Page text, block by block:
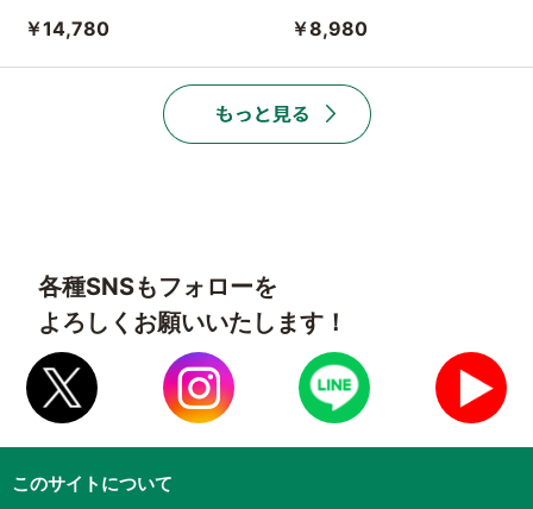
￥14,780 ￥8,980
各種SNSもフォローを
よろしくお願いいたします！
このサイトについて